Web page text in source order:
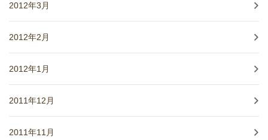
2012年3月
2012年2月
2012年1月
2011年12月
2011年11月